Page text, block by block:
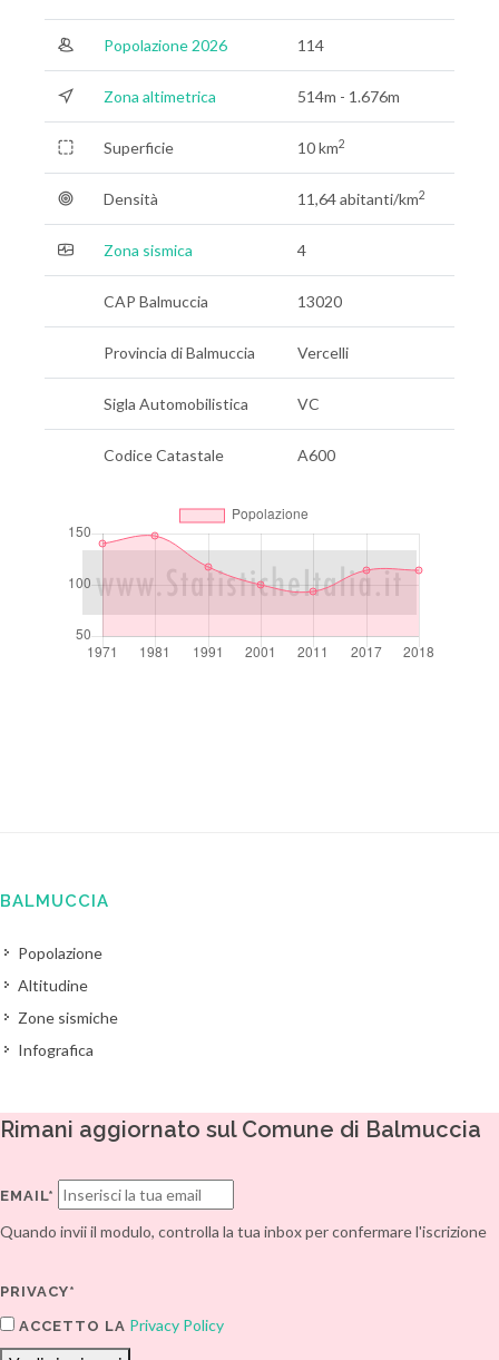
Popolazione 2026 114
Zona altimetrica 514m - 1.676m
Superficie 10 km2
Densità 11,64 abitanti/km2
Zona sismica 4
CAP Balmuccia 13020
Provincia di Balmuccia Vercelli
Sigla Automobilistica VC
Codice Catastale A600
BALMUCCIA
Popolazione
Altitudine
Zone sismiche
Infografica
Rimani aggiornato sul Comune di Balmuccia
EMAIL*
Quando invii il modulo, controlla la tua inbox per confermare l'iscrizione
PRIVACY*
ACCETTO LA Privacy Policy